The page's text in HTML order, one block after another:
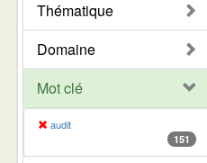
Thématique
Domaine
Mot clé
audit
151